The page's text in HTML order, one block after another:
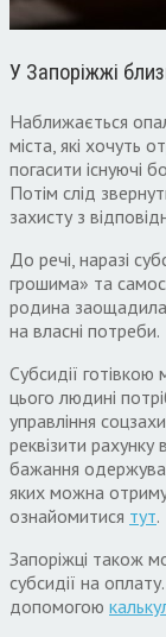
У Запоріжжі
Наближається
міста, які хочуть
погасити існуючі
Потім слід
захисту з
До речі, наразі
грошима» та
родина
на власні потреби.
Субсидії
цього людині
управління
реквізити
бажання
яких можна
ознайомитися тут.
Запоріжці також
субсидії на
допомогою